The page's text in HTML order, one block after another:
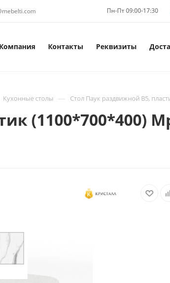
Пн-Пт 09:00-17:30
Компания Контакты Реквизиты
Кухонные столы — Стол Паук раздвижной В5,
(1100*700*400)